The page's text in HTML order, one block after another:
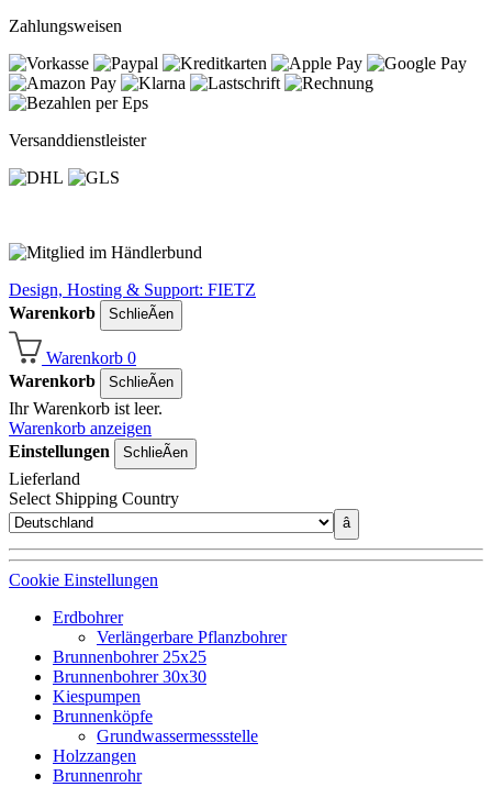
Zahlungsweisen
Versanddienstleister
Design, Hosting & Support: FIETZ
Warenkorb
SchlieÃen
Warenkorb 0
Warenkorb
SchlieÃen
Ihr Warenkorb ist leer.
Warenkorb anzeigen
Einstellungen
SchlieÃen
Lieferland
Select Shipping Country
â
Cookie Einstellungen
Erdbohrer
Verlängerbare Pflanzbohrer
Brunnenbohrer 25x25
Brunnenbohrer 30x30
Kiespumpen
Brunnenköpfe
Grundwassermessstelle
Holzzangen
Brunnenrohr